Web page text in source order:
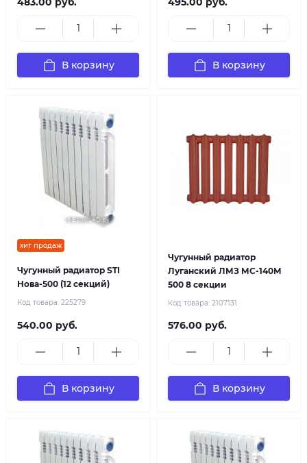
В корзину В корзину
хит продаж
Чугунный радиатор STI
Нова-500 (12 секций)
Код товара: 225279
540.00 руб.
В корзину
Чугунный радиатор
Луганский ЛМЗ МС-140М
500 8 секции
Код товара: 2107131
576.00 руб.
В корзину